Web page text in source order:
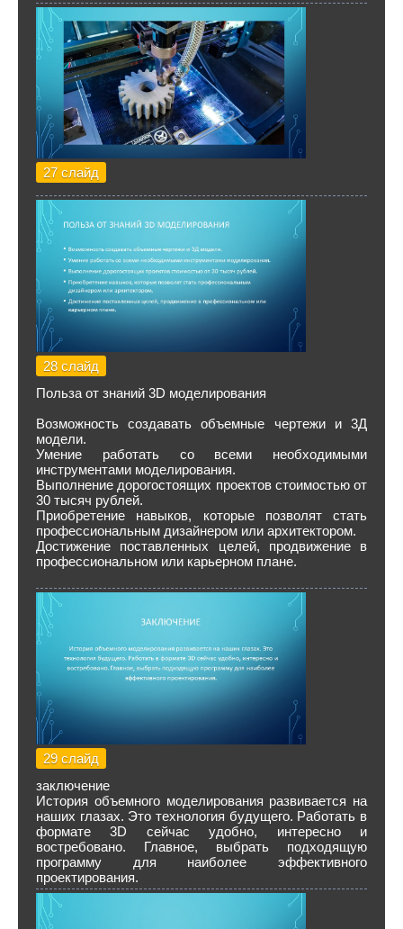
27 слайд
28 слайд
Польза от знаний 3D моделирования
Возможность создавать объемные чертежи и 3Д
модели.
Умение работать со всеми необходимыми
инструментами моделирования.
Выполнение дорогостоящих проектов стоимостью от
30 тысяч рублей.
Приобретение навыков, которые позволят стать
профессиональным дизайнером или архитектором.
Достижение поставленных целей, продвижение в
профессиональном или карьерном плане.
29 слайд
заключение
История объемного моделирования развивается на
наших глазах. Это технология будущего. Работать в
формате 3D сейчас удобно, интересно и
востребовано. Главное, выбрать подходящую
программу для наиболее эффективного
проектирования.